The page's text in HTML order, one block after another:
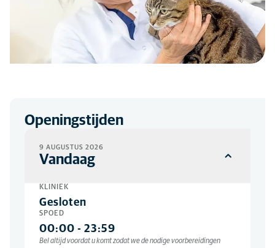
Openingstijden
9 AUGUSTUS 2026
Vandaag
KLINIEK
Gesloten
SPOED
00:00 - 23:59
Bel altijd voordat u komt zodat we de nodige voorbereidingen